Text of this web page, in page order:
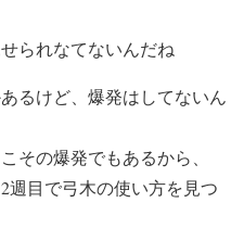
られなてないんだね
るけど、爆発はしてないん
その爆発でもあるから、
週目で弓木の使い方を見つ